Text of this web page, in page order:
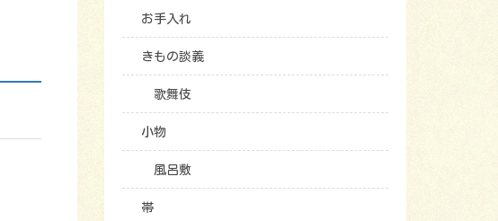
お手入れ
きもの談義
歌舞伎
小物
風呂敷
帯